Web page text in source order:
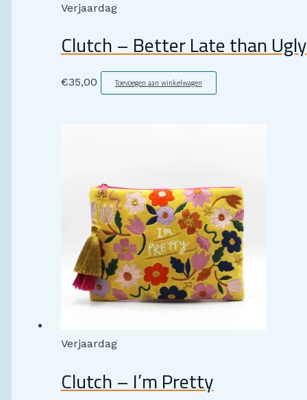
Verjaardag
Clutch – Better Late than Ugly
€35,00 Toevoegen aan winkelwagen
Verjaardag
Clutch – I’m Pretty